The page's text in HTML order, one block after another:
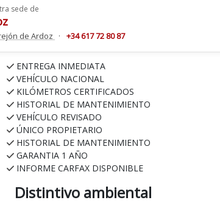
sede de
de Ardoz · +34 617 72 80 87
ENTREGA INMEDIATA
VEHÍCULO NACIONAL
KILÓMETROS CERTIFICADOS
HISTORIAL DE MANTENIMIENTO
VEHÍCULO REVISADO
ÚNICO PROPIETARIO
HISTORIAL DE MANTENIMIENTO
GARANTIA 1 AÑO
INFORME CARFAX DISPONIBLE
Distintivo ambiental